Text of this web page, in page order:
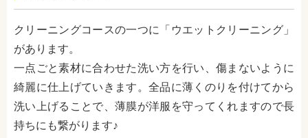
クリーニングコースの一つに「ウエットクリーニング」
があります。
一点ごと素材に合わせた洗い方を行い、傷まないように
綺麗に仕上げていきます。全品に薄くのりを付けてから
洗い上げることで、薄膜が洋服を守ってくれますので長
持ちにも繋がります♪